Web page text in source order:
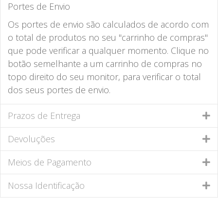
Portes de Envio
Os portes de envio são calculados de acordo com
o total de produtos no seu "carrinho de compras"
que pode verificar a qualquer momento. Clique no
botão semelhante a um carrinho de compras no
topo direito do seu monitor, para verificar o total
dos seus portes de envio.
Prazos de Entrega
Devoluções
Meios de Pagamento
Nossa Identificação